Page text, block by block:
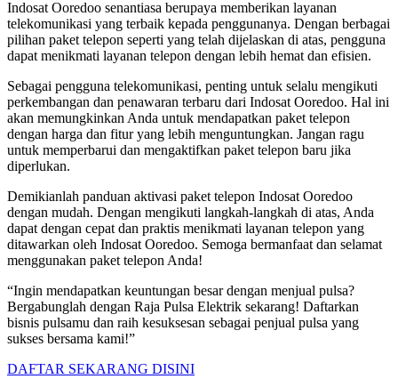
Indosat Ooredoo senantiasa berupaya memberikan layanan
telekomunikasi yang terbaik kepada penggunanya. Dengan berbagai
pilihan paket telepon seperti yang telah dijelaskan di atas, pengguna
dapat menikmati layanan telepon dengan lebih hemat dan efisien.
Sebagai pengguna telekomunikasi, penting untuk selalu mengikuti
perkembangan dan penawaran terbaru dari Indosat Ooredoo. Hal ini
akan memungkinkan Anda untuk mendapatkan paket telepon
dengan harga dan fitur yang lebih menguntungkan. Jangan ragu
untuk memperbarui dan mengaktifkan paket telepon baru jika
diperlukan.
Demikianlah panduan aktivasi paket telepon Indosat Ooredoo
dengan mudah. Dengan mengikuti langkah-langkah di atas, Anda
dapat dengan cepat dan praktis menikmati layanan telepon yang
ditawarkan oleh Indosat Ooredoo. Semoga bermanfaat dan selamat
menggunakan paket telepon Anda!
“Ingin mendapatkan keuntungan besar dengan menjual pulsa?
Bergabunglah dengan Raja Pulsa Elektrik sekarang! Daftarkan
bisnis pulsamu dan raih kesuksesan sebagai penjual pulsa yang
sukses bersama kami!”
DAFTAR SEKARANG DISINI